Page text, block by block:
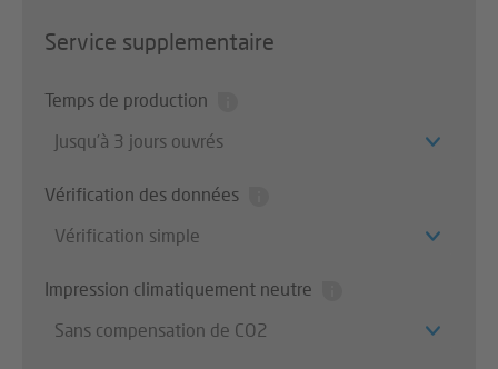
Service supplementaire
Temps de production
Jusqu’à 3 jours ouvrés
Vérification des données
Vérification simple
Impression climatiquement neutre
Sans compensation de CO2